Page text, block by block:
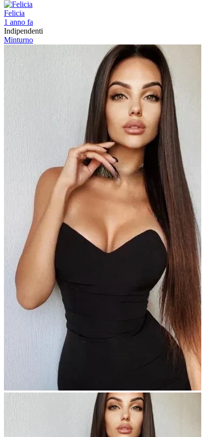
Felicia
1 anno fa
Indipendenti
Minturno